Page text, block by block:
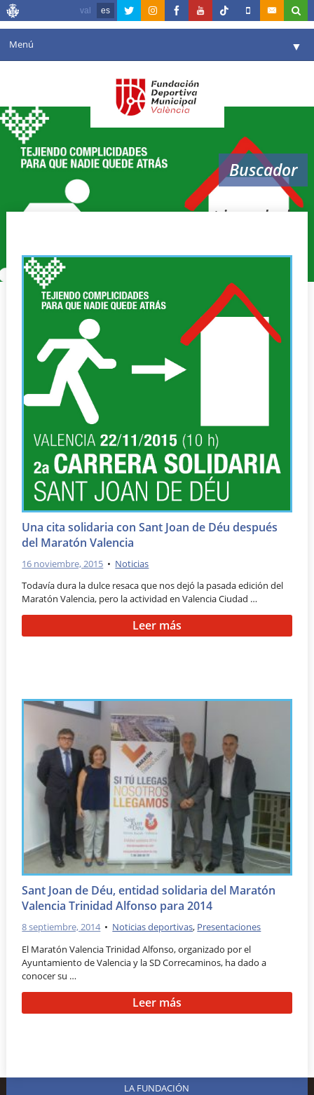
val es
Menú ▼
Agenda
Instalaciones
Comunicación ▼
Valencia en deporte ▼
Reservas
Buscador
sant joan de deu
Una cita solidaria con Sant Joan de Déu después
del Maratón Valencia
16 noviembre, 2015 • Noticias
Todavía dura la dulce resaca que nos dejó la pasada edición del
Maratón Valencia, pero la actividad en Valencia Ciudad …
Leer más
Sant Joan de Déu, entidad solidaria del Maratón
Valencia Trinidad Alfonso para 2014
8 septiembre, 2014 • Noticias deportivas, Presentaciones
El Maratón Valencia Trinidad Alfonso, organizado por el
Ayuntamiento de Valencia y la SD Correcaminos, ha dado a
conocer su …
Leer más
LA FUNDACIÓN